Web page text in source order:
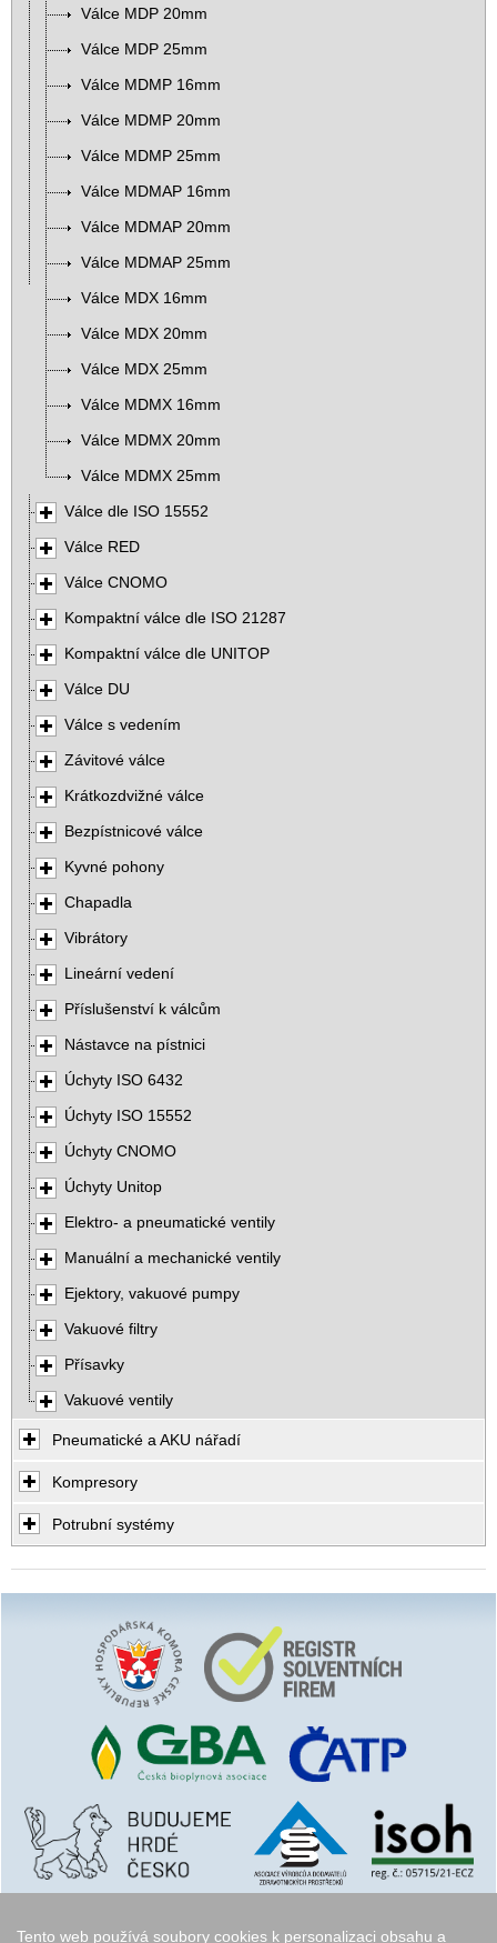
Tento web používá soubory cookies k personalizaci obsahu a
Válce MDP 20mm
Válce MDP 25mm
Válce MDMP 16mm
Válce MDMP 20mm
Válce MDMP 25mm
Válce MDMAP 16mm
Válce MDMAP 20mm
Válce MDMAP 25mm
Válce MDX 16mm
Válce MDX 20mm
Válce MDX 25mm
Válce MDMX 16mm
Válce MDMX 20mm
Válce MDMX 25mm
Válce dle ISO 15552
Válce RED
Válce CNOMO
Kompaktní válce dle ISO 21287
Kompaktní válce dle UNITOP
Válce DU
Válce s vedením
Závitové válce
Krátkozdvižné válce
Bezpístnicové válce
Kyvné pohony
Chapadla
Vibrátory
Lineární vedení
Příslušenství k válcům
Nástavce na pístnici
Úchyty ISO 6432
Úchyty ISO 15552
Úchyty CNOMO
Úchyty Unitop
Elektro- a pneumatické ventily
Manuální a mechanické ventily
Ejektory, vakuové pumpy
Vakuové filtry
Přísavky
Vakuové ventily
Pneumatické a AKU nářadí
Kompresory
Potrubní systémy